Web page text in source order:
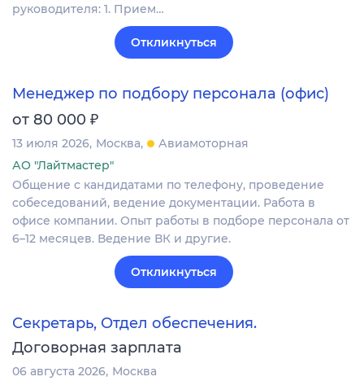
руководителя: 1. Прием…
Откликнуться
Менеджер по подбору персонала (офис)
от 80 000 ₽
13 июля 2026 Москва
Авиамоторная
АО "Лайтмастер"
Общение с кандидатами по телефону, проведение
собеседований, ведение документации. Работа в
офисе компании. Опыт работы в подборе персонала от
6–12 месяцев. Ведение ВК и другие.
Откликнуться
Секретарь, Отдел обеспечения.
Договорная зарплата
06 августа 2026 Москва